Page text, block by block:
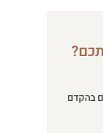
בהקדם